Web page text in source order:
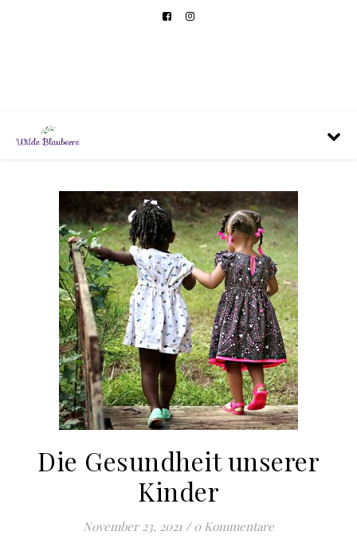
Die Gesundheit unserer
Kinder
November 23, 2021 / 0 Kommentare